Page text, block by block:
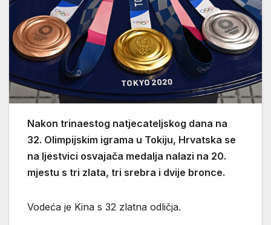
Nakon trinaestog natjecateljskog dana na
32. Olimpijskim igrama u Tokiju, Hrvatska se
na ljestvici osvajača medalja nalazi na 20.
mjestu s tri zlata, tri srebra i dvije bronce.
Vodeća je Kina s 32 zlatna odličja.